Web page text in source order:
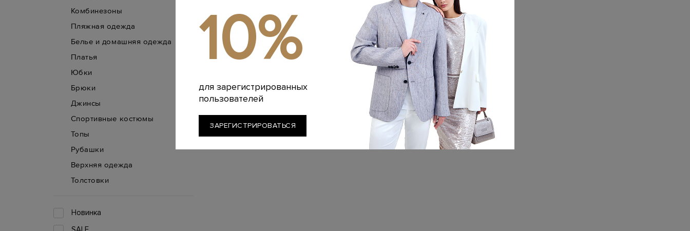
Комбинезоны
Пляжная одежда
Белье и домашняя одежда
Платья
Юбки
Брюки
Джинсы
Спортивные костюмы
Топы
Рубашки
Верхняя одежда
Толстовки
Новинка
10%
для зарегистрированных
пользователей
ЗАРЕГИСТРИРОВАТЬСЯ